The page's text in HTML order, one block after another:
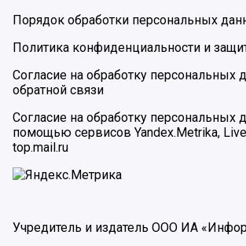
Порядок обработки персональных
Политика конфиденциальности и
Согласие на обработку персональных
обратной связи
Согласие на обработку персональных
помощью сервисов Yandex.Metrika,
top.mail.ru
Учредитель и издатель ООО ИА